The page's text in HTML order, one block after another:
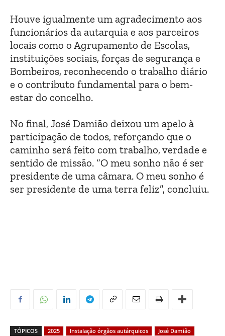
Houve igualmente um agradecimento aos
funcionários da autarquia e aos parceiros
locais como o Agrupamento de Escolas,
instituições sociais, forças de segurança e
Bombeiros, reconhecendo o trabalho diário
e o contributo fundamental para o bem-
estar do concelho.
No final, José Damião deixou um apelo à
participação de todos, reforçando que o
caminho será feito com trabalho, verdade e
sentido de missão. “O meu sonho não é ser
presidente de uma câmara. O meu sonho é
ser presidente de uma terra feliz”, concluiu.
TÓPICOS 2025 Instalação órgãos autárquicos
José Damião